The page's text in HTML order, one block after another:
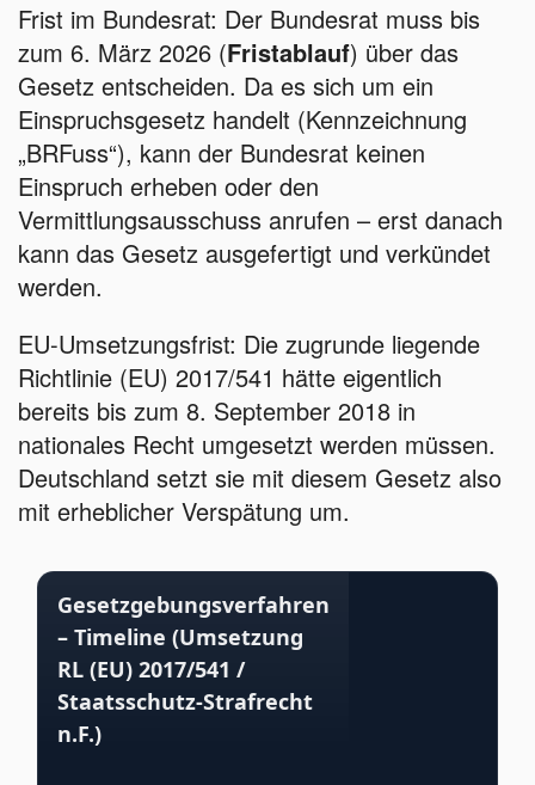
Frist im Bundesrat: Der Bundesrat muss bis
zum 6. März 2026 (Fristablauf) über das
Gesetz entscheiden. Da es sich um ein
Einspruchsgesetz handelt (Kennzeichnung
„BRFuss“), kann der Bundesrat keinen
Einspruch erheben oder den
Vermittlungsausschuss anrufen – erst danach
kann das Gesetz ausgefertigt und verkündet
werden.
EU-Umsetzungsfrist: Die zugrunde liegende
Richtlinie (EU) 2017/541 hätte eigentlich
bereits bis zum 8. September 2018 in
nationales Recht umgesetzt werden müssen.
Deutschland setzt sie mit diesem Gesetz also
mit erheblicher Verspätung um.
Gesetzgebungsverfahren
– Timeline (Umsetzung
RL (EU) 2017/541 /
Staatsschutz-Strafrecht
n.F.)